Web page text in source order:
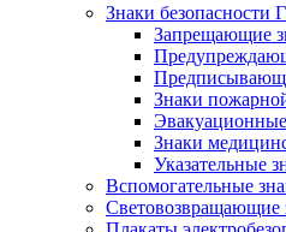
Знаки безопасности
Запрещающие
Знаки
Знаки
Указательные
Вспомогательные
Световозвращающие